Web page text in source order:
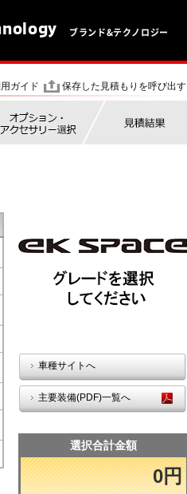
ブランド&テクノロジー
ガイド 保存した見積もりを呼び出す
車種サイトへ
主要装備(PDF)一覧へ
選択合計金額
0円